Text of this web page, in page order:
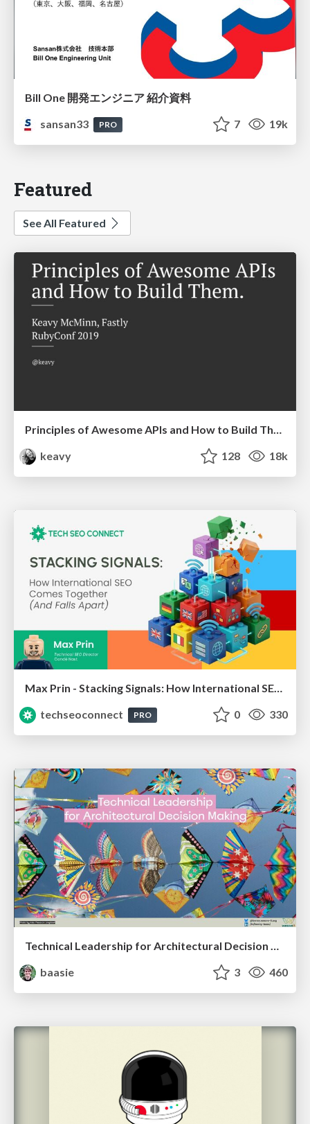
Bill One 開発エンジニア 紹介資料
sansan33
PRO 7 19k
Featured
See All Featured
Principles of Awesome APIs and How to Build Them.
keavy
128 18k
Max Prin - Stacking Signals: How International SEO Comes Together (And Falls Apart)
techseoconnect
PRO 0 330
Technical Leadership for Architectural Decision Making
baasie
3 460